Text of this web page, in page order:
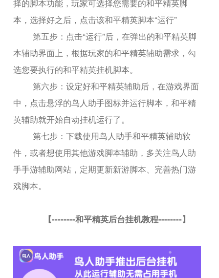
择的脚本功能，玩家可选择您需要的和平精英脚
本，选择好之后，点击该和平精英脚本“运行”
第五步：点击“运行”后，在弹出的和平精英脚
本辅助界面上，根据玩家的和平精英辅助需求，勾
选您要执行的和平精英挂机脚本。
第六步：设定好和平精英辅助后，在游戏界面
中，点击悬浮的鸟人助手图标并运行脚本，和平精
英辅助就开始自动挂机运行了。
第七步：下载使用鸟人助手和平精英辅助软
件，或者想使用其他游戏脚本辅助，多关注鸟人助
手手游辅助网站，定期更新新游脚本、完善热门游
戏脚本。
【--------和平精英后台挂机教程--------】